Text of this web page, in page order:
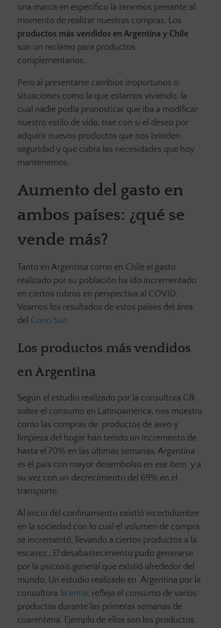
una marca en específico la tenemos presente al
momento de realizar nuestras compras. Los
productos más vendidos en Argentina y Chile
son un reclamo para productos
complementarios.
Pero al presentarse cambios inoportunos o
situaciones como la que estamos viviendo, la
cual nadie podía pronosticar que iba a modificar
nuestro estilo de vida, trae con si el deseo por
adquirir nuevos productos que nos brinden
seguridad y que cubra las necesidades que hoy
mantenemos.
Aumento del gasto en
ambos países: ¿qué se
vende más?
Tanto en Argentina como en Chile el gasto
realizado por su población ha ido incrementado
en ciertos rubros en perspectiva al COVID.
Veamos los resultados de estos países del área
del Cono Sur.
Los productos más vendidos
en Argentina
Según el estudio realizado por la consultora Gfk
sobre el consumo en Latinoamérica, nos muestra
como las compras de productos de aseo y
limpieza del hogar han tenido un incremento de
hasta el 70% en las últimas semanas. Argentina
es el país con mayor desembolso en ese ítem y a
su vez con un decrecimiento del 69% en el
transporte.
Al inicio del confinamiento existió incertidumbre
en la sociedad con lo cual el volumen de compra
se incrementó, llevando a ciertos productos a la
escasez., El desabastecimiento pudo generarse
por la psicosis general que existió alrededor del
mundo. Un estudio realizado en Argentina por la
consultora Scentia, refleja el consumo de varios
productos durante las primeras semanas de
cuarentena. Ejemplo de ellos son los productos